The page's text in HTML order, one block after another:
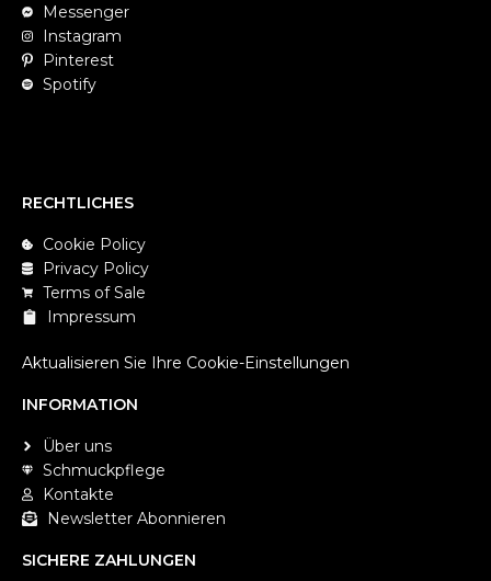
Messenger
Instagram
Pinterest
Spotify
RECHTLICHES
Cookie Policy
Privacy Policy
Terms of Sale
Impressum
Aktualisieren Sie Ihre Cookie-Einstellungen
INFORMATION
Über uns
Schmuckpflege
Kontakte
Newsletter Abonnieren
SICHERE ZAHLUNGEN